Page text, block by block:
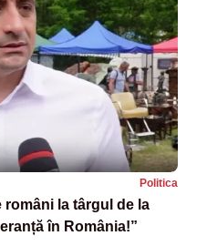
Politica
români la târgul de la
în România!”